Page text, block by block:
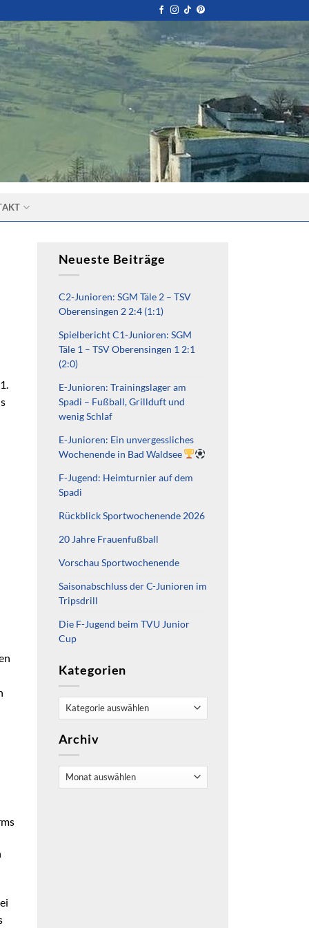
Neueste Beiträge
C2-Junioren: SGM Täle 2 – TSV
Oberensingen 2 2:4 (1:1)
Spielbericht C1-Junioren: SGM
Täle 1 – TSV Oberensingen 1 2:1
(2:0)
E-Junioren: Trainingslager am
Spadi – Fußball, Grillduft und
wenig Schlaf
E-Junioren: Ein unvergessliches
Wochenende in Bad Waldsee
F-Jugend: Heimturnier auf dem
Spadi
Rückblick Sportwochenende 2026
20 Jahre Frauenfußball
Vorschau Sportwochenende
Saisonabschluss der C-Junioren im
Tripsdrill
Die F-Jugend beim TVU Junior
Cup
Kategorien
Kategorien
Archiv
Archiv